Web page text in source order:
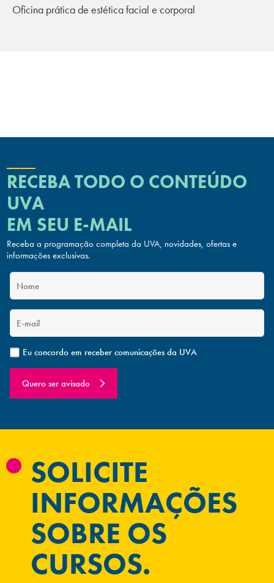
Oficina prática de estética facial e corporal
RECEBA TODO O CONTEÚDO
UVA
EM SEU E-MAIL
Receba a programação completa da UVA, novidades, ofertas e
informações exclusivas.
Eu concordo em receber comunicações da UVA
Quero ser avisado
SOLICITE
INFORMAÇÕES
SOBRE OS
CURSOS.